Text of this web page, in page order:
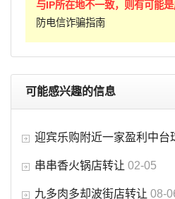
与IP所在地不一致，则有可能是
防电信诈骗指南
可能感兴趣的信息
迎宾乐购附近一家盈利中台
串串香火锅店转让 02-05
九多肉多却波街店转让 08-